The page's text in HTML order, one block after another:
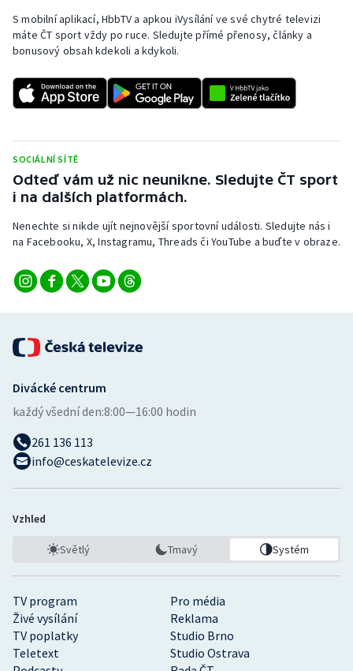
Parasport
Plážový volejbal
Ragby
Rychlobruslení
Sportovní střelba
Veslování
Vodní slalom
Ostatní
S mobilní aplikací, HbbTV a apkou iVysílání ve své chytré televizi
máte ČT sport vždy po ruce. Sledujte přímé přenosy, články a
bonusový obsah kdekoli a kdykoli.
SOCIÁLNÍ SÍTĚ
Odteď vám už nic neunikne. Sledujte ČT sport
i na dalších platformách.
Nenechte si nikde ujít nejnovější sportovní události. Sledujte nás i
na Facebooku, X, Instagramu, Threads či YouTube a buďte v obraze.
TV program
Pro média
Živé vysílání
Reklama
TV poplatky
Studio Brno
Teletext
Studio Ostrava
Divácké centrum
každý všední den:8:00—16:00 hodin
261 136 113
info@ceskatelevize.cz
Vzhled
Světlý Tmavý Systém